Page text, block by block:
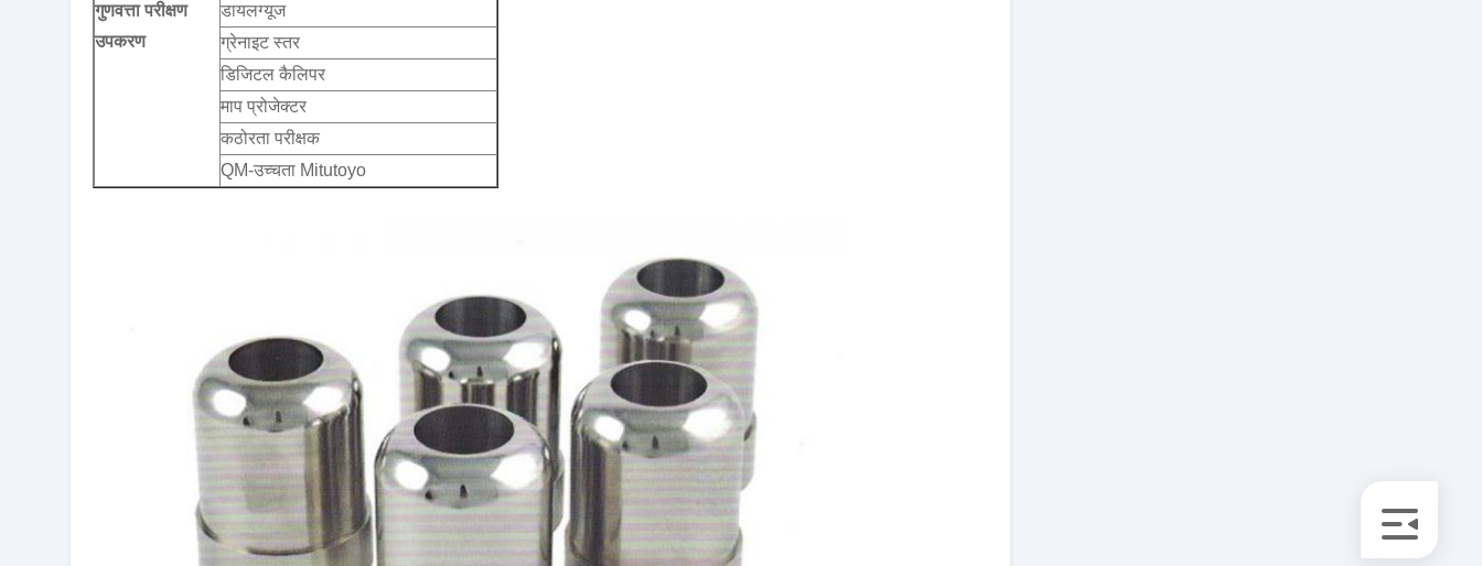
गुणवत्ता परीक्षण
उपकरण
डायलग्यूज
ग्रेनाइट स्तर
डिजिटल कैलिपर
माप प्रोजेक्टर
कठोरता परीक्षक
QM-उच्चता Mitutoyo